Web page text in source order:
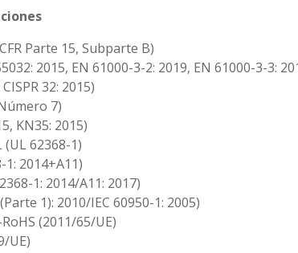
Parte 15, Subparte B)
2015, EN 61000-3-2: 2019, EN 61000-3-3:
32: 2015)
7)
KN35: 2015)
(UL 62368-1)
1: 2014+A11)
1: 2014/A11: 2017)
1): 2010/IEC 60950-1: 2005)
(2011/65/UE)
UE)